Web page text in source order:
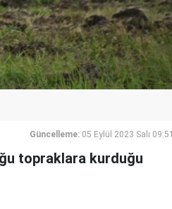
Güncelleme: 05 Eylül 2023 Salı 09:51
topraklara kurduğu